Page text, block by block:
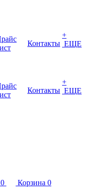
Контакты
+
ЕЩЕ
Контакты
+
ЕЩЕ
0 Корзина 0